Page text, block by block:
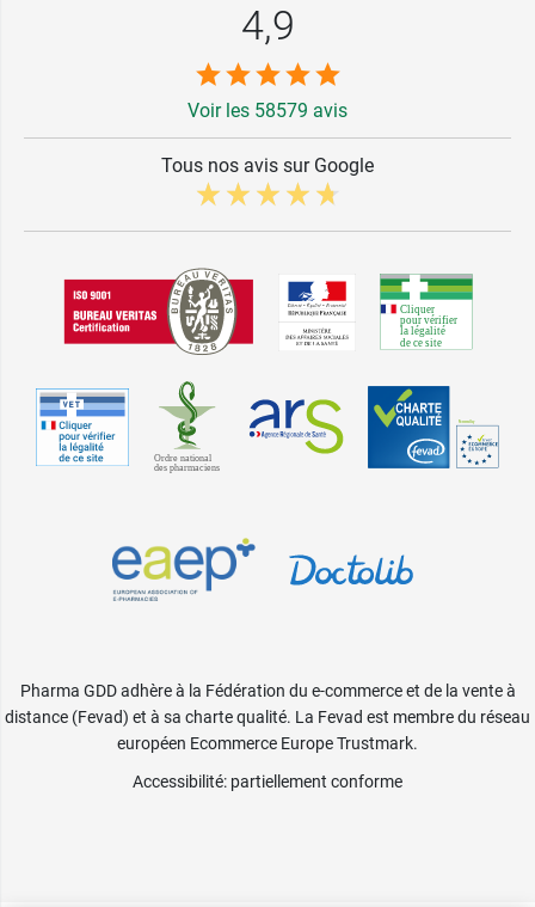
4,9
Voir les 58579 avis
Tous nos avis sur Google
Pharma GDD adhère à la Fédération du e-commerce et de la vente à
distance (Fevad) et à sa charte qualité. La Fevad est membre du réseau
européen Ecommerce Europe Trustmark.
Accessibilité: partiellement conforme